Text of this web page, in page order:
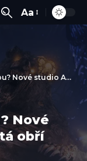
Aa
chystá obří open-world RPG
Nové
obří